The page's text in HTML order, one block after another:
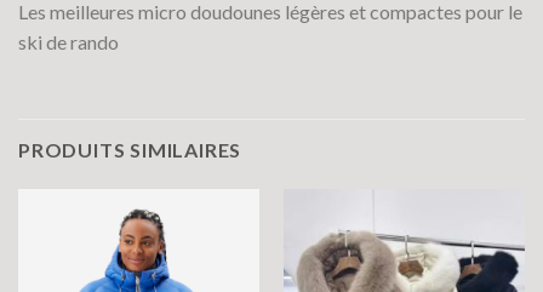
Les meilleures micro doudounes légères et compactes pour le
ski de rando
PRODUITS SIMILAIRES